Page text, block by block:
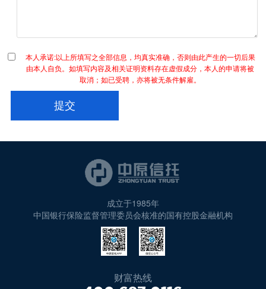
本人承诺:以上所填写之全部信息，均真实准确，否则由此产生的一切后果
由本人自负。如填写内容及相关证明资料存在虚假成分，本人的申请将被
取消；如已受聘，亦将被无条件解雇。
成立于1985年
中国银行保险监督管理委员会核准的国有控股金融机构
财富热线